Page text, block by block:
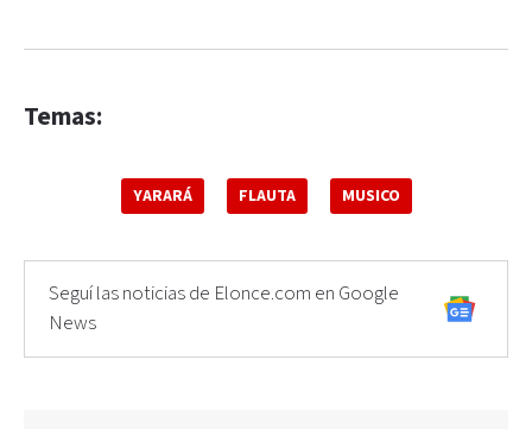
Temas:
YARARÁ FLAUTA MUSICO
Seguí las noticias de Elonce.com en Google
News